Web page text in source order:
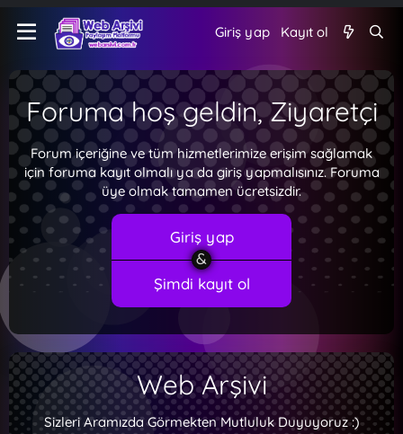
Giriş yap Kayıt ol
Foruma hoş geldin, Ziyaretçi
Forum içeriğine ve tüm hizmetlerimize erişim sağlamak
için foruma kayıt olmalı ya da giriş yapmalısınız. Foruma
üye olmak tamamen ücretsizdir.
Giriş yap
Şimdi kayıt ol
Web Arşivi
Sizleri Aramızda Görmekten Mutluluk Duyuyoruz :)